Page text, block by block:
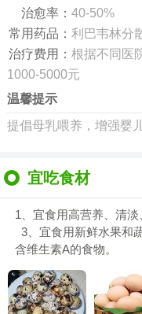
治愈率： 40-50%
常用药品： 利巴韦林分
治疗费用： 根据不同医
1000-5000元
温馨提示
提倡母乳喂养，增强婴
宜吃食材
1、宜食用高营养、清
3、宜食用新鲜水果和
含维生素A的食物。